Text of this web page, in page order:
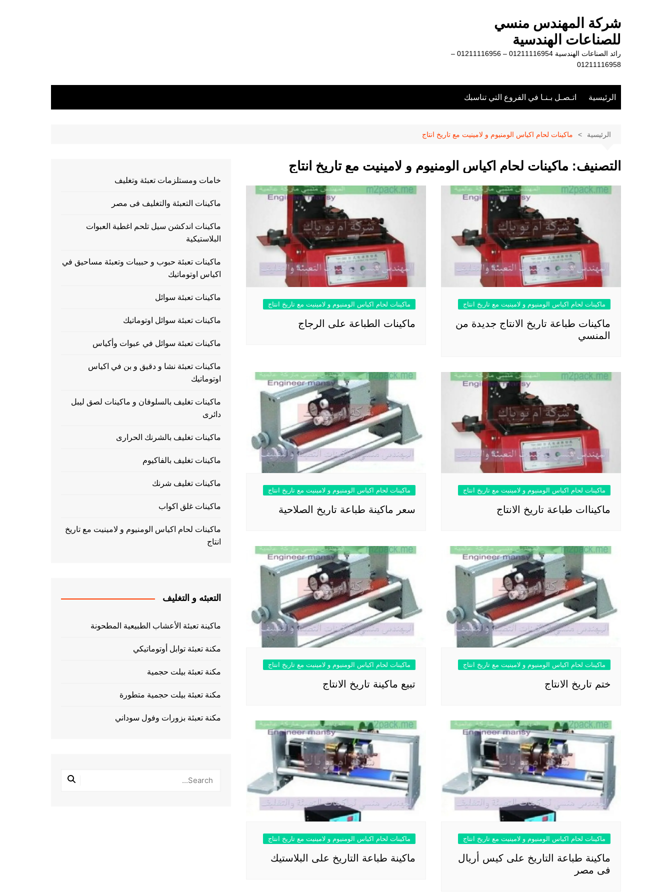
شركة المهندس منسي
للصناعات الهندسية
رائد الصناعات الهندسية 01211116954 – 01211116956 –
01211116958
الرئيسية اتـصـل بـنـا في الفروع التي تناسبك
الرئيسية ماكينات لحام اكياس الومنيوم و لامينيت مع تاريخ انتاج
التصنيف: ماكينات لحام اكياس الومنيوم و لامينيت مع تاريخ انتاج
ماكينات لحام اكياس الومنيوم و لامينيت مع تاريخ انتاج
ماكينات طباعة تاريخ الانتاج جديدة من
المنسي
ماكينات لحام اكياس الومنيوم و لامينيت مع تاريخ انتاج
ماكينات الطباعة على الرجاج
ماكينات لحام اكياس الومنيوم و لامينيت مع تاريخ انتاج
ماكيناات طباعة تاريخ الانتاج
ماكينات لحام اكياس الومنيوم و لامينيت مع تاريخ انتاج
سعر ماكينة طباعة تاريخ الصلاحية
ماكينات لحام اكياس الومنيوم و لامينيت مع تاريخ انتاج
ختم تاريخ الانتاج
ماكينات لحام اكياس الومنيوم و لامينيت مع تاريخ انتاج
تبيع ماكينة تاريخ الانتاج
ماكينات لحام اكياس الومنيوم و لامينيت مع تاريخ انتاج
ماكينة طباعة التاريخ على كيس أريال
فى مصر
ماكينات لحام اكياس الومنيوم و لامينيت مع تاريخ انتاج
ماكينة طباعة التاريخ على البلاستيك
خامات ومستلزمات تعبئة وتغليف
ماكينات التعبئة والتغليف فى مصر
ماكينات اندكشن سيل تلحم اغطية العبوات
البلاستيكية
ماكينات تعبئة حبوب و حبيبات وتعبئة مساحيق في
اكياس اوتوماتيك
ماكينات تعبئة سوائل
ماكينات تعبئة سوائل اوتوماتيك
ماكينات تعبئة سوائل في عبوات وأكياس
ماكينات تعبئة نشا و دقيق و بن في اكياس
اوتوماتيك
ماكينات تغليف بالسلوفان و ماكينات لصق ليبل
دائرى
ماكينات تغليف بالشرنك الحرارى
ماكينات تغليف بالفاكيوم
ماكينات تغليف شرنك
ماكينات غلق اكواب
ماكينات لحام اكياس الومنيوم و لامينيت مع تاريخ
انتاج
التعبئه و التغليف
ماكينة تعبئة الأعشاب الطبيعية المطحونة
مكنة تعبئة توابل أوتوماتيكي
مكنة تعبئة بيلت حجمية
مكنة تعبئة بيلت حجمية متطورة
مكنة تعبئة بزورات وفول سوداني